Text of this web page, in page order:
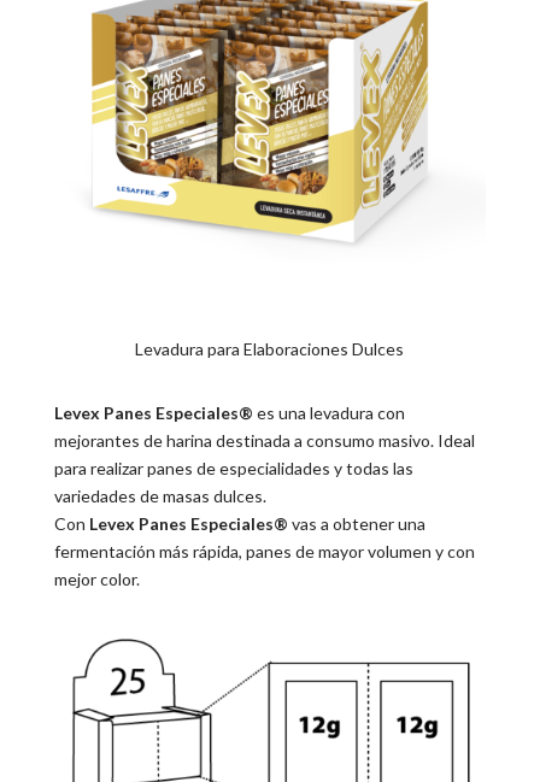
Levadura para Elaboraciones Dulces
Levex Panes Especiales® es una levadura con
mejorantes de harina destinada a consumo masivo. Ideal
para realizar panes de especialidades y todas las
variedades de masas dulces.
Con Levex Panes Especiales® vas a obtener una
fermentación más rápida, panes de mayor volumen y con
mejor color.